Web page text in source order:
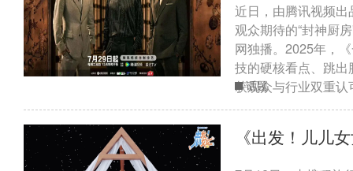
近日，由腾讯视频
观众期待的“封神厨
网独播。2025年，
技的硬核看点、跳
获观众与行业双重认
话题
《出发！儿儿